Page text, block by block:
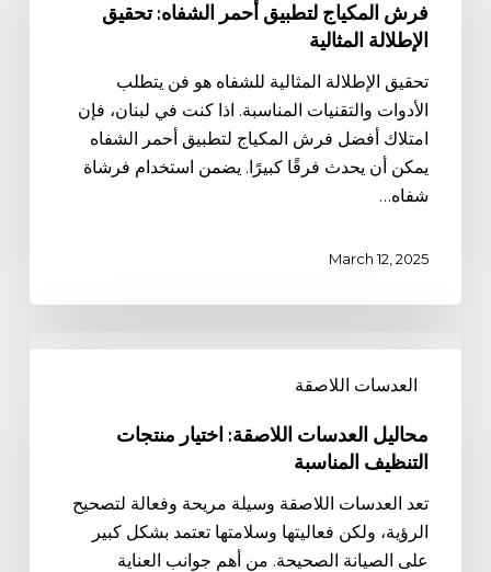
الشفاه:
الإطلالة
المثالية
فرش المكياج لتطبيق أحمر الشفاه: تحقيق
الإطلالة المثالية
تحقيق الإطلالة المثالية للشفاه هو فن يتطلب
الأدوات والتقنيات المناسبة. اذا كنت في لبنان، فإن
امتلاك أفضل فرش المكياج لتطبيق أحمر الشفاه
يمكن أن يحدث فرقًا كبيرًا. يضمن استخدام فرشاة
شفاه…
March 12, 2025
العدسات
اختيار
منتجات
المناسبة
العدسات اللاصقة
محاليل العدسات اللاصقة: اختيار منتجات
التنظيف المناسبة
تعد العدسات اللاصقة وسيلة مريحة وفعالة لتصحيح
الرؤية، ولكن فعاليتها وسلامتها تعتمد بشكل كبير
على الصيانة الصحيحة. من أهم جوانب العناية